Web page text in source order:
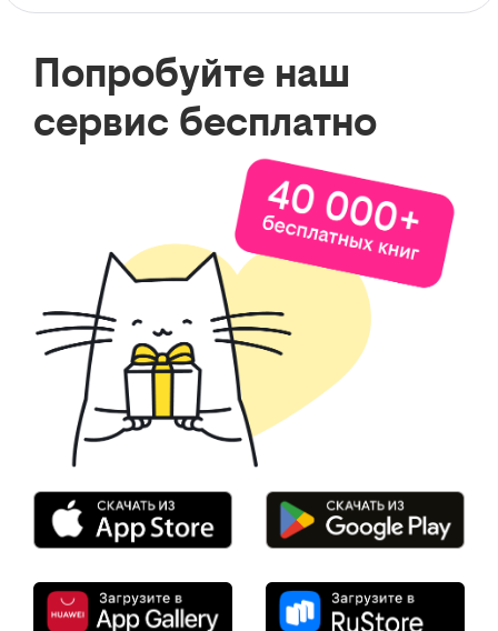
Попробуйте наш
сервис бесплатно